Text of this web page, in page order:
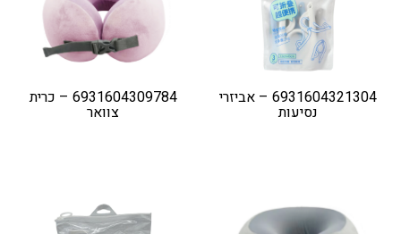
6931604321304 – אביזרי
נסיעות
6931604309784 – כרית
צוואר